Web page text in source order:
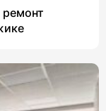
ремонт